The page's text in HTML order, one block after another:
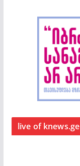
live of knews.ge